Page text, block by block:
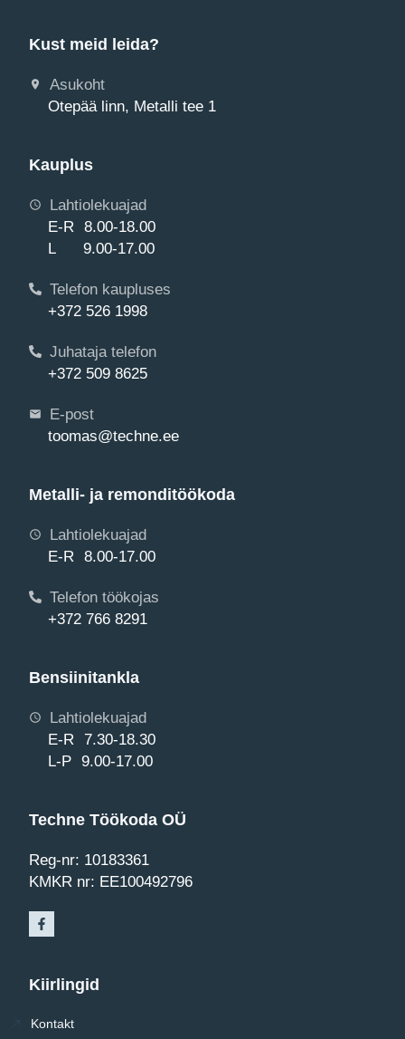
Kust meid leida?
Asukoht
Otepää linn, Metalli tee 1
Kauplus
Lahtiolekuajad
E-R 8.00-18.00
L 9.00-17.00
Telefon kaupluses
+372 526 1998
Juhataja telefon
+372 509 8625
E-post
toomas@techne.ee
Metalli- ja remonditöökoda
Lahtiolekuajad
E-R 8.00-17.00
Telefon töökojas
+372 766 8291
Bensiinitankla
Lahtiolekuajad
E-R 7.30-18.30
L-P 9.00-17.00
Techne Töökoda OÜ
Reg-nr: 10183361
KMKR nr: EE100492796
Kiirlingid
Kontakt